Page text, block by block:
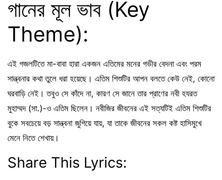
গানের মূল ভাব (Key
Theme):
এই গজলটিতে মা-বাবা হারা একজন এতিমের মনের গভীর বেদনা এবং পরম
সান্ত্বনার কথা তুলে ধরা হয়েছে। এতিম শিশুটির আপন বলতে কেউ নেই, কোনো
ঘরবাড়ি নেই। তবুও সে কাঁদে না, কারণ সে জানে তার প্রাণের নবী হযরত
মুহাম্মদ (সা.)-ও এতিম ছিলেন। নবীজির জীবনের এই সত্যটিই এতিম শিশুটির
বুকে সবচেয়ে বড় সান্ত্বনা জুগিয়ে যায়, যা তাকে জীবনের সকল কষ্ট হাসিমুখে
মেনে নিতে শেখায়।
Share This Lyrics: